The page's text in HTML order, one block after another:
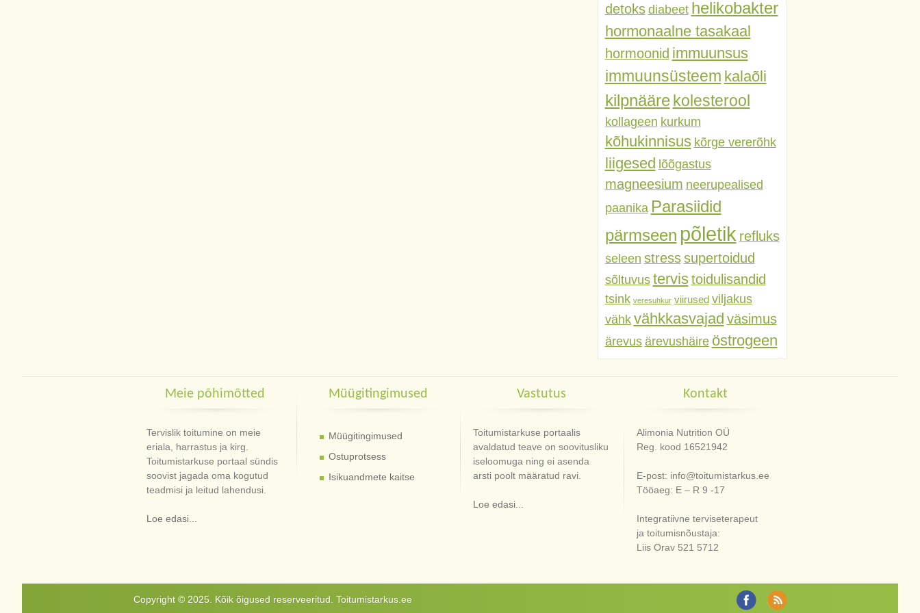
detoks diabeet helikobakter
hormonaalne tasakaal
hormoonid immuunsus
immuunsüsteem kalaõli
kilpnääre kolesterool
kollageen kurkum
kõhukinnisus kõrge vererõhk
liigesed lõõgastus
magneesium neerupealised
paanika Parasiidid
pärmseen põletik refluks
seleen stress supertoidud
sõltuvus tervis toidulisandid
tsink veresuhkur viirused viljakus
vähk vähkkasvajad väsimus
ärevus ärevushäire östrogeen
Meie põhimõtted
Tervislik toitumine on meie
eriala, harrastus ja kirg.
Toitumistarkuse portaal sündis
soovist jagada oma kogutud
teadmisi ja leitud lahendusi.
Loe edasi...
Müügitingimused
Müügitingimused
Ostuprotsess
Isikuandmete kaitse
Vastutus
Toitumistarkuse portaalis
avaldatud teave on soovitusliku
iseloomuga ning ei asenda
arsti poolt määratud ravi.
Loe edasi...
Kontakt
Alimonia Nutrition OÜ
Reg. kood 16521942
E-post: info@toitumistarkus.ee
Tööaeg: E – R 9 -17
Integratiivne terviseterapeut
ja toitumisnõustaja:
Liis Orav 521 5712
Copyright © 2025. Kõik õigused reserveeritud. Toitumistarkus.ee